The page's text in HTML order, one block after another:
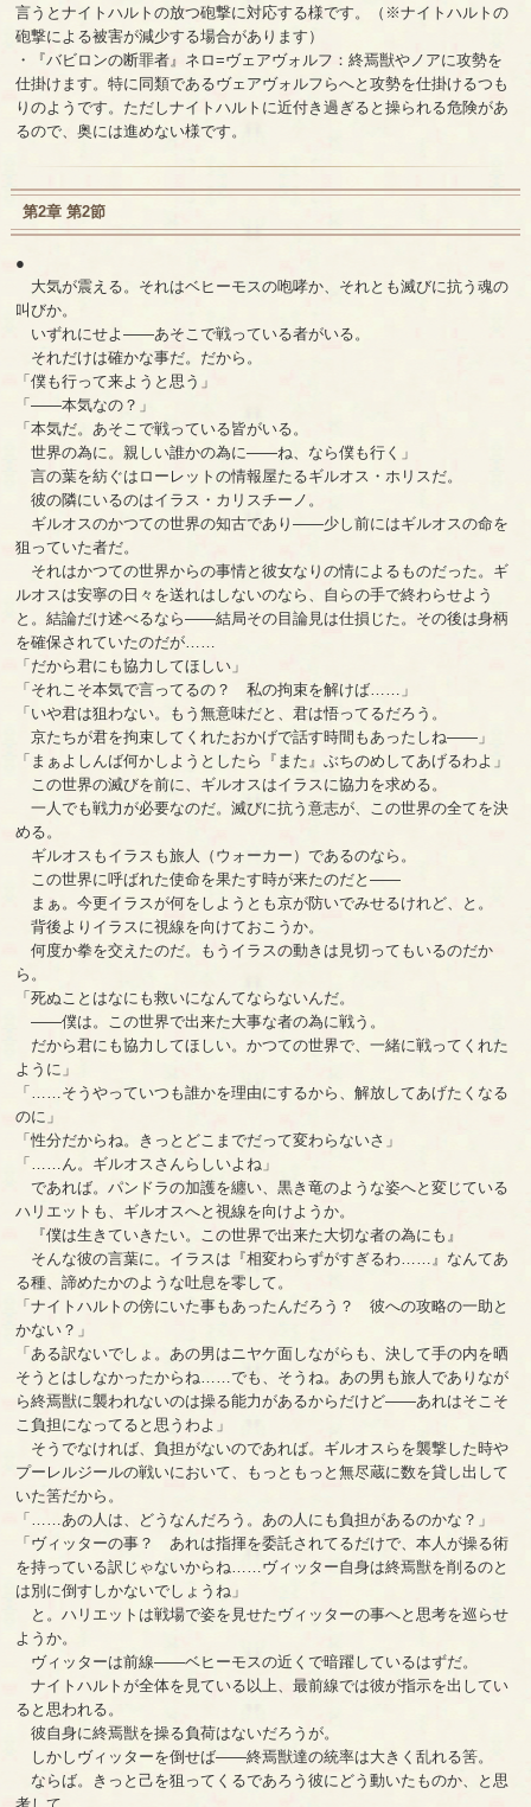
言うとナイトハルトの放つ砲撃に対応する様です。（※ナイトハルトの
砲撃による被害が減少する場合があります）
・『バビロンの断罪者』ネロ=ヴェアヴォルフ：終焉獣やノアに攻勢を
仕掛けます。特に同類であるヴェアヴォルフらへと攻勢を仕掛けるつも
りのようです。ただしナイトハルトに近付き過ぎると操られる危険があ
るので、奥には進めない様です。
第2章 第2節
●
大気が震える。それはベヒーモスの咆哮か、それとも滅びに抗う魂の
叫びか。
いずれにせよ――あそこで戦っている者がいる。
それだけは確かな事だ。だから。
「僕も行って来ようと思う」
「――本気なの？」
「本気だ。あそこで戦っている皆がいる。
世界の為に。親しい誰かの為に――ね、なら僕も行く」
言の葉を紡ぐはローレットの情報屋たるギルオス・ホリスだ。
彼の隣にいるのはイラス・カリスチーノ。
ギルオスのかつての世界の知古であり――少し前にはギルオスの命を
狙っていた者だ。
それはかつての世界からの事情と彼女なりの情によるものだった。ギ
ルオスは安寧の日々を送れはしないのなら、自らの手で終わらせよう
と。結論だけ述べるなら――結局その目論見は仕損じた。その後は身柄
を確保されていたのだが……
「だから君にも協力してほしい」
「それこそ本気で言ってるの？ 私の拘束を解けば……」
「いや君は狙わない。もう無意味だと、君は悟ってるだろう。
京たちが君を拘束してくれたおかげで話す時間もあったしね――」
「まぁよしんば何かしようとしたら『また』ぶちのめしてあげるわよ」
この世界の滅びを前に、ギルオスはイラスに協力を求める。
一人でも戦力が必要なのだ。滅びに抗う意志が、この世界の全てを決
める。
ギルオスもイラスも旅人（ウォーカー）であるのなら。
この世界に呼ばれた使命を果たす時が来たのだと――
まぁ。今更イラスが何をしようとも京が防いでみせるけれど、と。
背後よりイラスに視線を向けておこうか。
何度か拳を交えたのだ。もうイラスの動きは見切ってもいるのだか
ら。
「死ぬことはなにも救いになんてならないんだ。
――僕は。この世界で出来た大事な者の為に戦う。
だから君にも協力してほしい。かつての世界で、一緒に戦ってくれた
ように」
「……そうやっていつも誰かを理由にするから、解放してあげたくなる
のに」
「性分だからね。きっとどこまでだって変わらないさ」
「……ん。ギルオスさんらしいよね」
であれば。パンドラの加護を纏い、黒き竜のような姿へと変じている
ハリエットも、ギルオスへと視線を向けようか。
『僕は生きていきたい。この世界で出来た大切な者の為にも』
そんな彼の言葉に。イラスは『相変わらずがすぎるわ……』なんてあ
る種、諦めたかのような吐息を零して。
「ナイトハルトの傍にいた事もあったんだろう？ 彼への攻略の一助と
かない？」
「ある訳ないでしょ。あの男はニヤケ面しながらも、決して手の内を晒
そうとはしなかったからね……でも、そうね。あの男も旅人でありなが
ら終焉獣に襲われないのは操る能力があるからだけど――あれはそこそ
こ負担になってると思うわよ」
そうでなければ、負担がないのであれば。ギルオスらを襲撃した時や
プーレルジールの戦いにおいて、もっともっと無尽蔵に数を貸し出して
いた筈だから。
「……あの人は、どうなんだろう。あの人にも負担があるのかな？」
「ヴィッターの事？ あれは指揮を委託されてるだけで、本人が操る術
を持っている訳じゃないからね……ヴィッター自身は終焉獣を削るのと
は別に倒すしかないでしょうね」
と。ハリエットは戦場で姿を見せたヴィッターの事へと思考を巡らせ
ようか。
ヴィッターは前線――ベヒーモスの近くで暗躍しているはずだ。
ナイトハルトが全体を見ている以上、最前線では彼が指示を出してい
ると思われる。
彼自身に終焉獣を操る負荷はないだろうが。
しかしヴィッターを倒せば――終焉獣達の統率は大きく乱れる筈。
ならば。きっと己を狙ってくるであろう彼にどう動いたものか、と思